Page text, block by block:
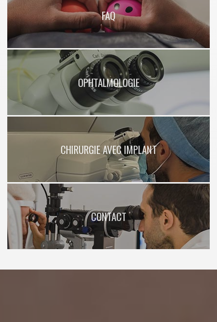
FAQ
OPHTALMOLOGIE
CHIRURGIE AVEC IMPLANT
CONTACT